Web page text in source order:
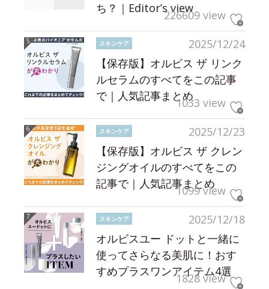
ち？｜Editor’s view226609 view
2025/12/24
スキンケア
【保存版】オルビス ザ リンク
ルセラムのすべてをこの記事
で｜人気記事まとめ1033 view
2025/12/23
スキンケア
【保存版】オルビス ザ クレン
ジングオイルのすべてをこの
記事で｜人気記事まとめ
1099 view
2025/12/18
スキンケア
オルビスユー ドットと一緒に
使ってさらなる美肌に！おす
すめプラスワンアイテム4選
1828 view